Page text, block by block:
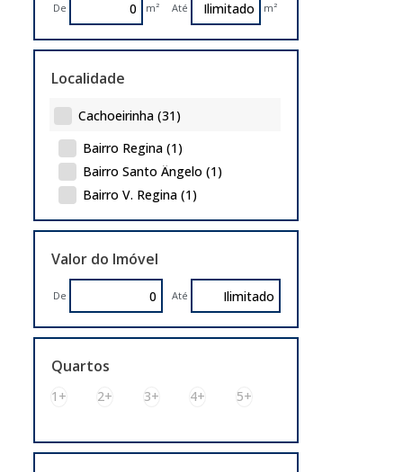
De m² Até m²
Localidade
Cachoeirinha (31)
Bairro Regina (1)
Bairro Santo Ângelo (1)
Bairro V. Regina (1)
Bairro Vista Alegre (1)
Jardim América (1)
Jardim Betânia (2)
Parque da Matriz (1)
Princesa Izabel (2)
Porto Alegre (25)
Anchieta (1)
Coronel Aparício Borges (1)
Valor do Imóvel
De Até
Quartos
1+ 2+ 3+ 4+ 5+